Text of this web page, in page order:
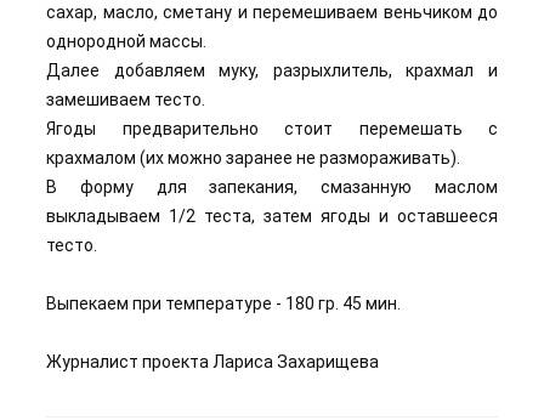
сахар, масло, сметану и перемешиваем веньчиком до
однородной массы.
Далее добавляем муку, разрыхлитель, крахмал и
замешиваем тесто.
Ягоды предварительно стоит перемешать с
крахмалом (их можно заранее не размораживать).
В форму для запекания, смазанную маслом
выкладываем 1/2 теста, затем ягоды и оставшееся
тесто.
Выпекаем при температуре - 180 гр. 45 мин.
Журналист проекта Лариса Захарищева